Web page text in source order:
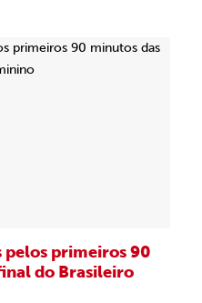
pelos primeiros 90
do Brasileiro